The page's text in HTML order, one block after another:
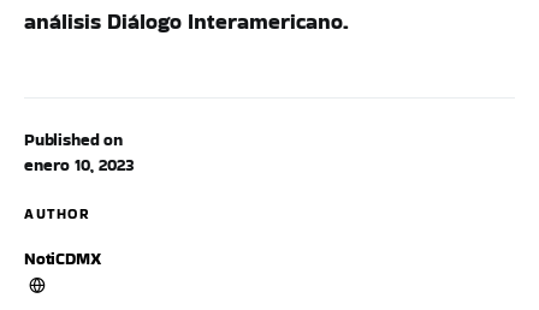
Published on
enero 10, 2023
AUTHOR
NotiCDMX
análisis Diálogo Interamericano.